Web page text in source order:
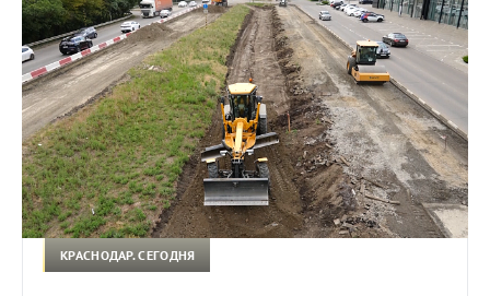
КРАСНОДАР. СЕГОДНЯ